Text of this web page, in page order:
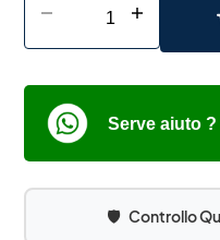
- +
Serve aiuto
🛡️ Controllo